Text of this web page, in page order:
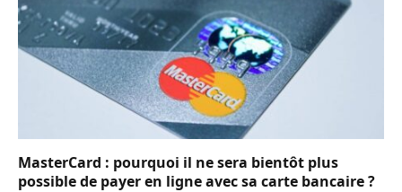
MasterCard : pourquoi il ne sera bientôt plus
possible de payer en ligne avec sa carte bancaire ?